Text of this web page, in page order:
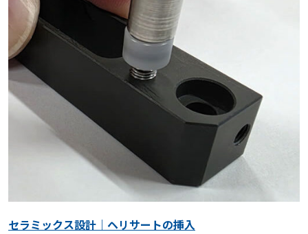
セラミックス設計｜ヘリサートの挿入